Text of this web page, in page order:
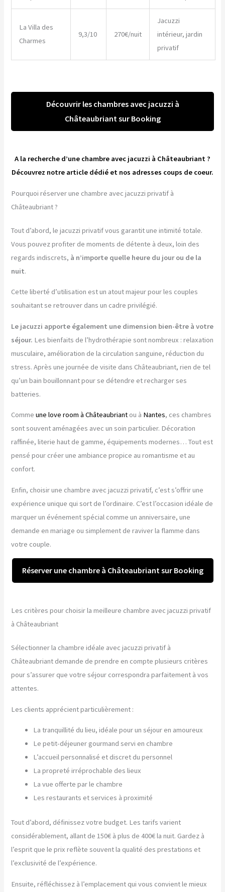
La Villa des
Charmes
9,3/10 270€/nuit
Jacuzzi
intérieur, jardin
privatif
Découvrir les chambres avec jacuzzi à
Châteaubriant sur Booking
A la recherche d’une chambre avec jacuzzi à Châteaubriant ?
Découvrez notre article dédié et nos adresses coups de coeur.
Pourquoi réserver une chambre avec jacuzzi privatif à
Châteaubriant ?
Tout d’abord, le jacuzzi privatif vous garantit une intimité totale.
Vous pouvez profiter de moments de détente à deux, loin des
regards indiscrets, à n’importe quelle heure du jour ou de la
nuit.
Cette liberté d’utilisation est un atout majeur pour les couples
souhaitant se retrouver dans un cadre privilégié.
Le jacuzzi apporte également une dimension bien-être à votre
séjour. Les bienfaits de l’hydrothérapie sont nombreux : relaxation
musculaire, amélioration de la circulation sanguine, réduction du
stress. Après une journée de visite dans Châteaubriant, rien de tel
qu’un bain bouillonnant pour se détendre et recharger ses
batteries.
Comme une love room à Châteaubriant ou à Nantes, ces chambres
sont souvent aménagées avec un soin particulier. Décoration
raffinée, literie haut de gamme, équipements modernes… Tout est
pensé pour créer une ambiance propice au romantisme et au
confort.
Enfin, choisir une chambre avec jacuzzi privatif, c’est s’offrir une
expérience unique qui sort de l’ordinaire. C’est l’occasion idéale de
marquer un événement spécial comme un anniversaire, une
demande en mariage ou simplement de raviver la flamme dans
votre couple.
Réserver une chambre à Châteaubriant sur Booking
Les critères pour choisir la meilleure chambre avec jacuzzi privatif
à Châteaubriant
Sélectionner la chambre idéale avec jacuzzi privatif à
Châteaubriant demande de prendre en compte plusieurs critères
pour s’assurer que votre séjour correspondra parfaitement à vos
attentes.
Les clients apprécient particulièrement :
La tranquillité du lieu, idéale pour un séjour en amoureux
Le petit-déjeuner gourmand servi en chambre
L’accueil personnalisé et discret du personnel
La propreté irréprochable des lieux
La vue offerte par le chambre
Les restaurants et services à proximité
Tout d’abord, définissez votre budget. Les tarifs varient
considérablement, allant de 150€ à plus de 400€ la nuit. Gardez à
l’esprit que le prix reflète souvent la qualité des prestations et
l’exclusivité de l’expérience.
Ensuite, réfléchissez à l’emplacement qui vous convient le mieux